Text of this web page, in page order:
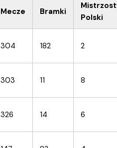
Mecze Bramki
Polski
304 182 2
303 11 8
326 14 6